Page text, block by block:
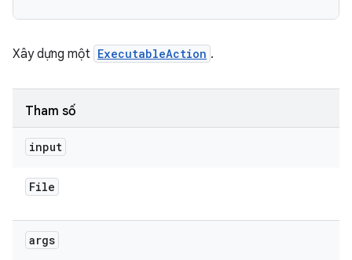
Xây dựng một ExecutableAction .
Tham số
input
File
args